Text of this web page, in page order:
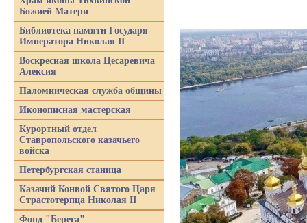
Божией Матери
Библиотека памяти Государя
Императора Николая II
Воскресная школа Цесаревича
Алексия
Паломническая служба общины
Иконописная мастерская
Курортный отдел
Ставропольского казачьего
войска
Петербургская станица
Казачий Конвой Святого Царя
Страстотерпца Николая II
Фонд "Берега"